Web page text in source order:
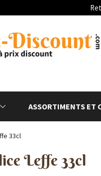
ASSORTIMENTS ET
33cl
Leffe 33cl